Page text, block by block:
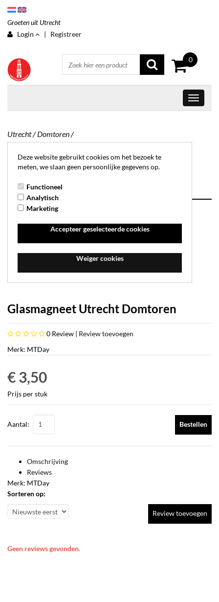
Groeten uit Utrecht
Login
| Registreer
0
Utrecht/ Domtoren/
Glasmagneet Utrecht
Domtoren
Glasmagneet Utrecht Domtoren
0 Review | Review toevoegen
Merk: MTDay
€ 3,50
Prijs per stuk
Aantal: Bestellen
Omschrijving
Reviews
Merk: MTDay
Sorteren op:
Review toevoegen
Geen reviews gevonden.
Deze website gebruikt cookies om het bezoek te
meten, we slaan geen persoonlijke gegevens op.
Functioneel
Analytisch
Marketing
Accepteer geselecteerde cookies
Weiger cookies